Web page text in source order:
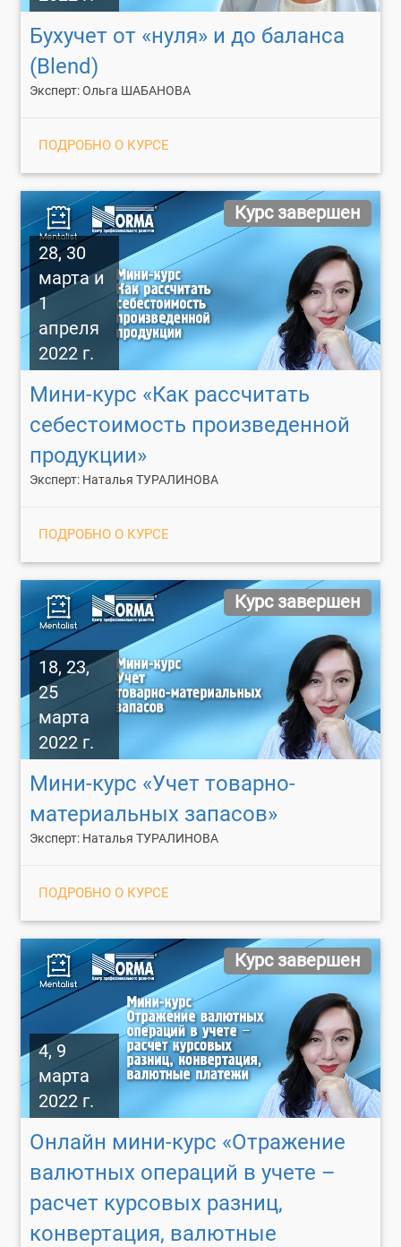
Бухучет от «нуля» и до баланса
(Blend)
Эксперт: Ольга ШАБАНОВА
ПОДРОБНО О КУРСЕ
28, 30
марта и
1
апреля
2022 г.
Курс завершен
Мини-курс «Как рассчитать
себестоимость произведенной
продукции»
Эксперт: Наталья ТУРАЛИНОВА
ПОДРОБНО О КУРСЕ
18, 23,
25
марта
2022 г.
Курс завершен
Мини-курс «Учет товарно-
материальных запасов»
Эксперт: Наталья ТУРАЛИНОВА
ПОДРОБНО О КУРСЕ
4, 9
марта
2022 г.
Курс завершен
Онлайн мини-курс «Отражение
валютных операций в учете –
расчет курсовых разниц,
конвертация, валютные